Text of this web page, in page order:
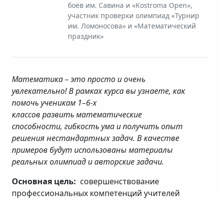
боёв им. Савина и «Kostroma Open»,
участник проверки олимпиад «Турнир
им. Ломоносова» и «Математический
праздник»
Математика – это просто и очень
увлекательно! В рамках курса вы узнаете, как
помочь ученикам 1–6-х
классов развить математические
способности, гибкость ума и получить опыт
решения нестандартных задач. В качестве
примеров будут использованы материалы
реальных олимпиад и авторские задачи.
Основная цель: совершенствование
профессиональных компетенций учителей